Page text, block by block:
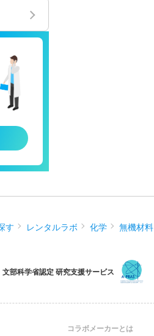
す レンタルラボ 化学 無機材料
文部科学省認定 研究支援サービス
コラボメーカーとは